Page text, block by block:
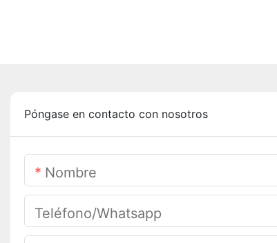
Póngase en contacto con nosotros
Nombre
Teléfono/whatsapp